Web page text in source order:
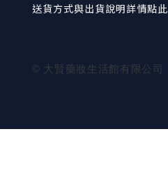
送貨方式與出貨說明詳情點此
© 大賢藥妝生活館有限公司